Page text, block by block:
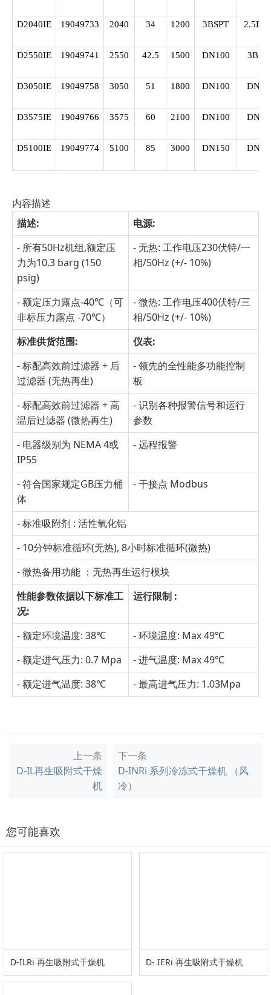
D2040IE 19049733 2040 34 1200 3BSPT
D2550IE 19049741 2550 42.5 1500 DN100
D3050IE 19049758 3050 51 1800 DN100
D3575IE 19049766 3575 60 2100 DN100
D5100IE 19049774 5100 85 3000 DN150
内容描述
描述: 电源:
- 所有50Hz机组,额定压
力为10.3 barg (150
psig)
- 无热: 工作电压230伏特/一
相/50Hz (+/- 10%)
- 额定压力露点-40℃（可
非标压力露点 -70℃）
- 微热: 工作电压400伏特/三
相/50Hz (+/- 10%)
标准供货范围: 仪表:
- 标配高效前过滤器 + 后
过滤器 (无热再生)
- 领先的全性能多功能控制
板
- 标配高效前过滤器 + 高
温后过滤器 (微热再生)
- 识别各种报警信号和运行
参数
- 电器级别为 NEMA 4或
IP55
- 远程报警
- 符合国家规定GB压力桶
体
- 干接点 Modbus
- 标准吸附剂 : 活性氧化铝
- 10分钟标准循环(无热), 8小时标准循环(微热)
- 微热备用功能 ：无热再生运行模块
性能参数依据以下标准工
况:
运行限制 :
- 额定环境温度: 38℃
- 环境温度: Max 49℃
- 额定进气压力: 0.7 Mpa
- 进气温度: Max 49℃
- 额定进气温度: 38℃
- 最高进气压力: 1.03Mpa
上一条
D-IL再生吸附式干燥
机
下一条
D-INRi 系列冷冻式干燥机 （风
冷）
您可能喜欢
D-ILRi 再生吸附式干燥机 D- IERi 再生吸附式干燥机